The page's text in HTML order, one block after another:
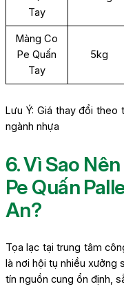
Tay
Màng Co
Pe Quấn
Tay
5kg
Lưu Ý: Giá thay đổi
ngành nhựa
6. Vì Sao
Pe Quấn
An?
Tọa lạc tại trung tâm
là nơi hội tụ nhiều
tín nguồn cung ổn định,